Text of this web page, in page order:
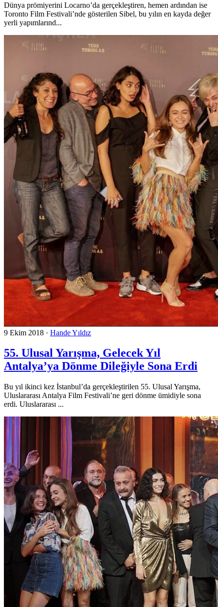
Dünya prömiyerini Locarno’da gerçekleştiren, hemen ardından ise
Toronto Film Festivali’nde gösterilen Sibel, bu yılın en kayda değer
yerli yapımlarınd...
9 Ekim 2018 · Hande Yıldız
55. Ulusal Yarışma, Gelecek Yıl
Antalya’ya Dönme Dileğiyle Sona Erdi
Bu yıl ikinci kez İstanbul’da gerçekleştirilen 55. Ulusal Yarışma,
Uluslararası Antalya Film Festivali’ne geri dönme ümidiyle sona
erdi. Uluslararası ...